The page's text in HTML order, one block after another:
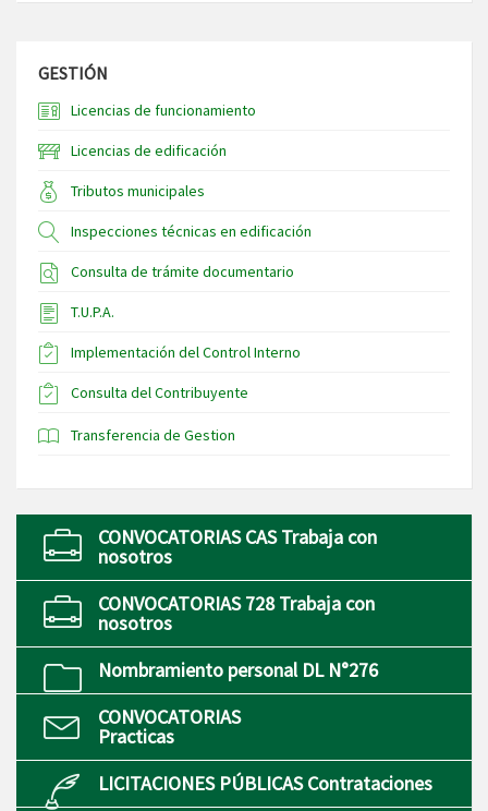
GESTIÓN
Licencias de funcionamiento
Licencias de edificación
Tributos municipales
Inspecciones técnicas en edificación
Consulta de trámite documentario
T.U.P.A.
Implementación del Control Interno
Consulta del Contribuyente
Transferencia de Gestion
CONVOCATORIAS CAS Trabaja con
nosotros
CONVOCATORIAS 728 Trabaja con
nosotros
Nombramiento personal DL N°276
CONVOCATORIAS
Practicas
LICITACIONES PÚBLICAS Contrataciones